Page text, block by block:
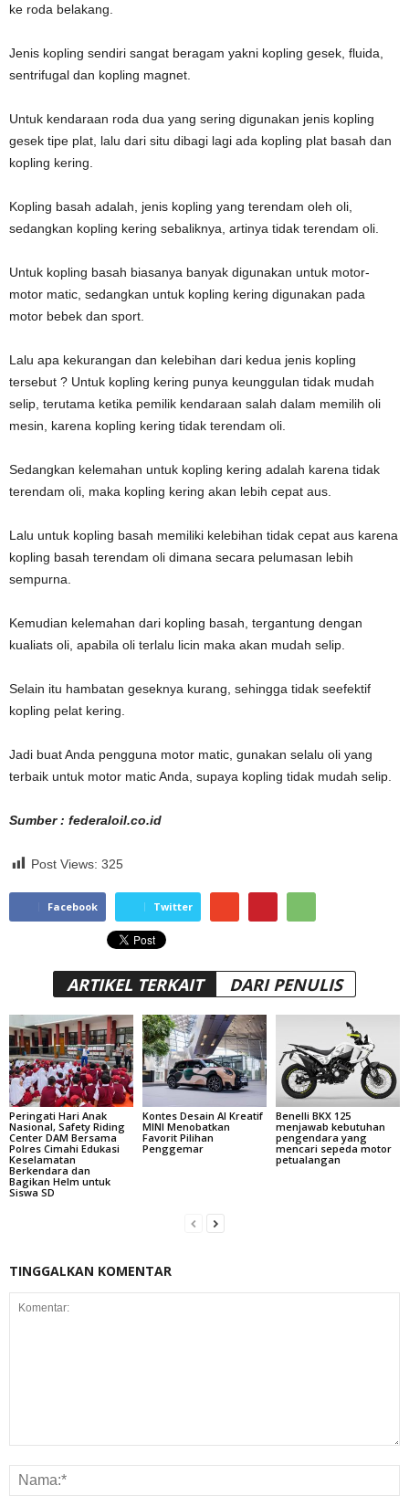
ke roda belakang.
Jenis kopling sendiri sangat beragam yakni kopling gesek, fluida,
sentrifugal dan kopling magnet.
Untuk kendaraan roda dua yang sering digunakan jenis kopling
gesek tipe plat, lalu dari situ dibagi lagi ada kopling plat basah dan
kopling kering.
Kopling basah adalah, jenis kopling yang terendam oleh oli,
sedangkan kopling kering sebaliknya, artinya tidak terendam oli.
Untuk kopling basah biasanya banyak digunakan untuk motor-
motor matic, sedangkan untuk kopling kering digunakan pada
motor bebek dan sport.
Lalu apa kekurangan dan kelebihan dari kedua jenis kopling
tersebut ? Untuk kopling kering punya keunggulan tidak mudah
selip, terutama ketika pemilik kendaraan salah dalam memilih oli
mesin, karena kopling kering tidak terendam oli.
Sedangkan kelemahan untuk kopling kering adalah karena tidak
terendam oli, maka kopling kering akan lebih cepat aus.
Lalu untuk kopling basah memiliki kelebihan tidak cepat aus karena
kopling basah terendam oli dimana secara pelumasan lebih
sempurna.
Kemudian kelemahan dari kopling basah, tergantung dengan
kualiats oli, apabila oli terlalu licin maka akan mudah selip.
Selain itu hambatan geseknya kurang, sehingga tidak seefektif
kopling pelat kering.
Jadi buat Anda pengguna motor matic, gunakan selalu oli yang
terbaik untuk motor matic Anda, supaya kopling tidak mudah selip.
Sumber : federaloil.co.id
Post Views: 325
Facebook Twitter
ARTIKEL TERKAIT DARI PENULIS
Peringati Hari Anak
Nasional, Safety Riding
Center DAM Bersama
Polres Cimahi Edukasi
Keselamatan
Berkendara dan
Bagikan Helm untuk
Siswa SD
Kontes Desain AI Kreatif
MINI Menobatkan
Favorit Pilihan
Penggemar
Benelli BKX 125
menjawab kebutuhan
pengendara yang
mencari sepeda motor
petualangan
TINGGALKAN KOMENTAR